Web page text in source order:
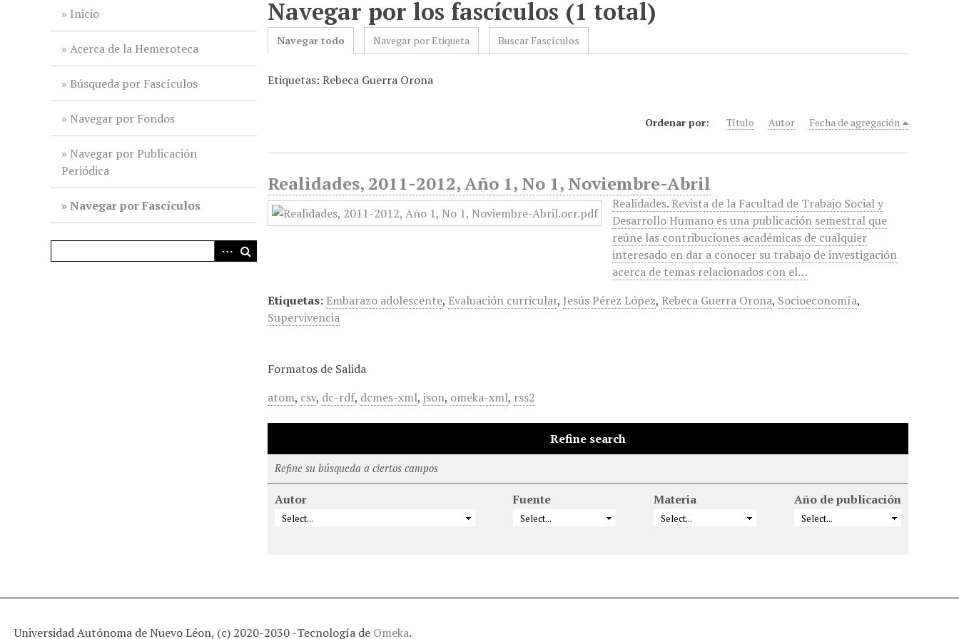
Inicio
Acerca de la Hemeroteca
Búsqueda por Fascículos
Navegar por Fondos
Navegar por Publicación
Periódica
Navegar por Fascículos
Navegar por los fascículos (1 total)
Navegar todo Navegar por Etiqueta Buscar Fascículos
Etiquetas: Rebeca Guerra Orona
Ordenar por: Título Autor Fecha de agregación
Realidades, 2011-2012, Año 1, No 1, Noviembre-Abril
Realidades. Revista de la Facultad de Trabajo Social y
Desarrollo Humano es una publicación semestral que
reúne las contribuciones académicas de cualquier
interesado en dar a conocer su trabajo de investigación
acerca de temas relacionados con el…
Etiquetas: Embarazo adolescente, Evaluación curricular, Jesús Pérez López, Rebeca Guerra Orona, Socioeconomía,
Supervivencia
Formatos de Salida
atom, csv, dc-rdf, dcmes-xml,json, omeka-xml, rss2
Refine search
Refine su búsqueda a ciertos campos
Autor Fuente Materia Año de publicación
Universidad Autónoma de Nuevo Léon, (c) 2020-2030 -Tecnología de Omeka.